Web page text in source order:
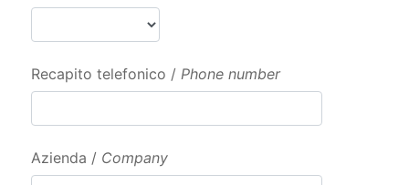
Recapito telefonico / Phone number
Azienda / Company